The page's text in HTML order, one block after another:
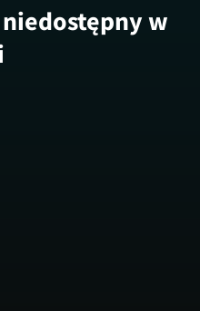
w